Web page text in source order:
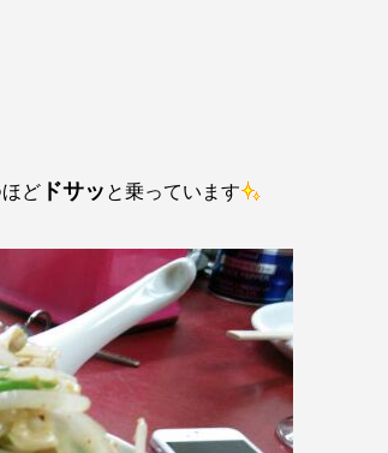
ど ドサッと乗っています